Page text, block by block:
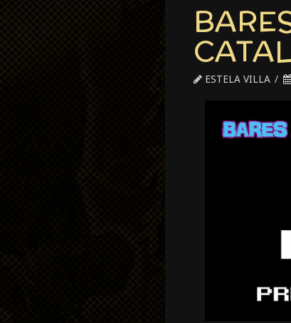
ESTELA VILLA